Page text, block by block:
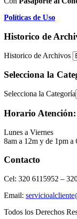
Políticas de Uso
Historico de
Historico de Archivos
Selecciona la
Selecciona la Categoría
Horario Atención:
Lunes a Viernes
8am a 12m y de 1pm a
Contacto
Cel: 320 6115952 –
Email:
Todos los Derechos